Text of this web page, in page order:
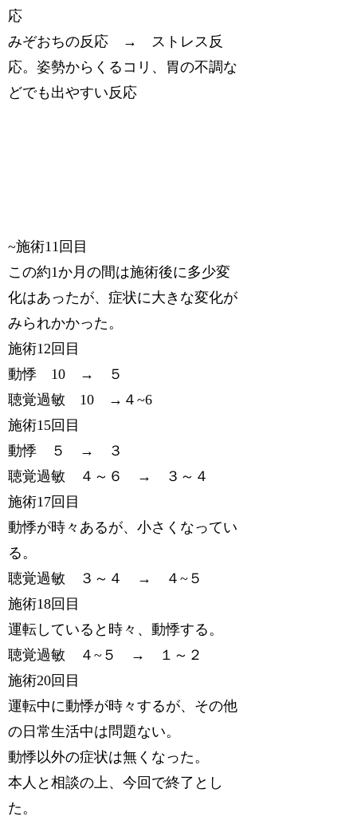
応
みぞおちの反応 → ストレス反
応。姿勢からくるコリ、胃の不調な
どでも出やすい反応
~施術11回目
この約1か月の間は施術後に多少変
化はあったが、症状に大きな変化が
みられかかった。
施術12回目
動悸 10 → ５
聴覚過敏 10 →４~6
施術15回目
動悸 ５ → ３
聴覚過敏 ４～６ → ３～４
施術17回目
動悸が時々あるが、小さくなってい
る。
聴覚過敏 ３～４ → ４~５
施術18回目
運転していると時々、動悸する。
聴覚過敏 ４~５ → １～２
施術20回目
運転中に動悸が時々するが、その他
の日常生活中は問題ない。
動悸以外の症状は無くなった。
本人と相談の上、今回で終了とし
た。